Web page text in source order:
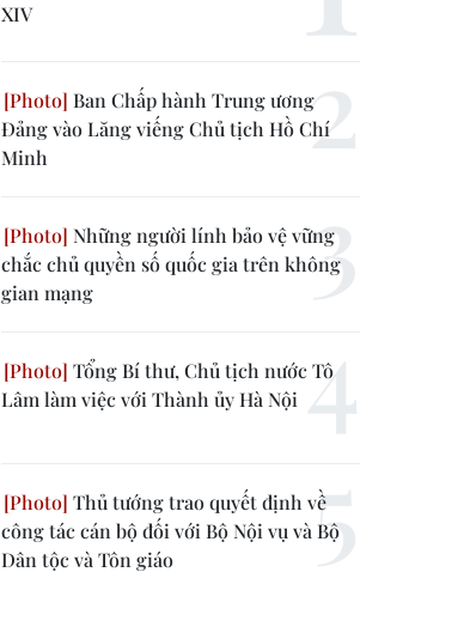
XIV
Ban Chấp hành Trung ương
Đảng vào Lăng viếng Chủ tịch Hồ Chí
Minh
Những người lính bảo vệ vững
chắc chủ quyền số quốc gia trên không
gian mạng
Tổng Bí thư, Chủ tịch nước Tô
Lâm làm việc với Thành ủy Hà Nội
Thủ tướng trao quyết định về
công tác cán bộ đối với Bộ Nội vụ và Bộ
Dân tộc và Tôn giáo